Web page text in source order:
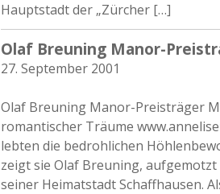
Hauptstadt der „Zürcher […]
Olaf Breuning Manor-
27. September 2001
Olaf Breuning Manor-Preisträger
romantischer Träume
lebten die bedrohlichen
zeigt sie Olaf Breuning,
seiner Heimatstadt Schaffhausen.